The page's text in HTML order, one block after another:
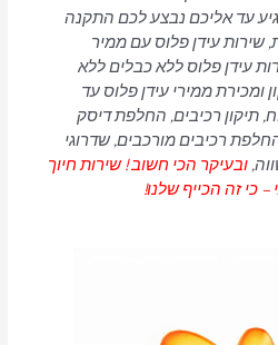
עד אליכם נבצע לכם התקנה
שירות עידן פלוס עם ממיר
עידן פלוס ללא כבלים ללא
ומכירת ממירי עידן פלוס עד
תיקון רכיבים, החלפת דיסק
רכיבים מורכבים, שדרוגי
ובעיקר הכי חשוב ! שירות חיוך
כי זה הכייף שלנו!